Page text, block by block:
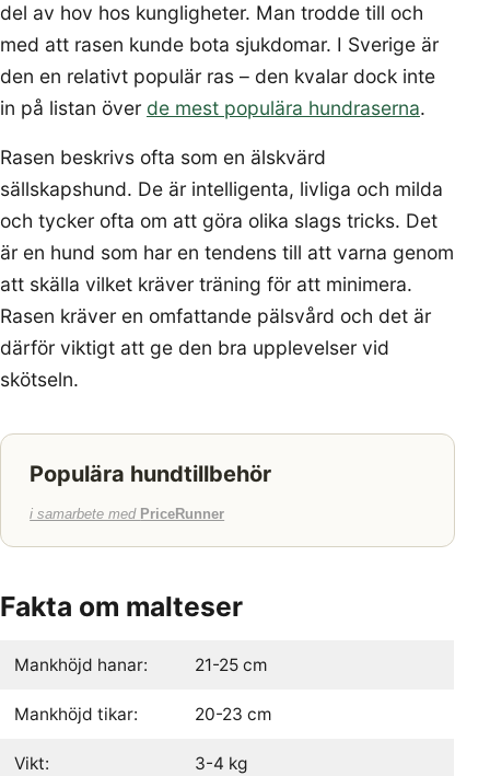
del av hov hos kungligheter. Man trodde till och
med att rasen kunde bota sjukdomar. I Sverige är
den en relativt populär ras – den kvalar dock inte
in på listan över de mest populära hundraserna.
Rasen beskrivs ofta som en älskvärd
sällskapshund. De är intelligenta, livliga och milda
och tycker ofta om att göra olika slags tricks. Det
är en hund som har en tendens till att varna genom
att skälla vilket kräver träning för att minimera.
Rasen kräver en omfattande pälsvård och det är
därför viktigt att ge den bra upplevelser vid
skötseln.
Populära hundtillbehör
i samarbete med PriceRunner
Fakta om malteser
Mankhöjd hanar: 21-25 cm
Mankhöjd tikar: 20-23 cm
Vikt: 3-4 kg